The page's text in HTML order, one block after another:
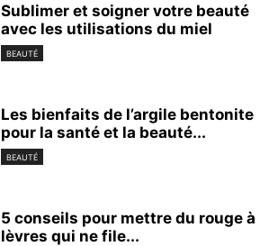
Sublimer et soigner votre beauté
avec les utilisations du miel
BEAUTÉ
Les bienfaits de l’argile bentonite
pour la santé et la beauté...
BEAUTÉ
5 conseils pour mettre du rouge à
lèvres qui ne file...